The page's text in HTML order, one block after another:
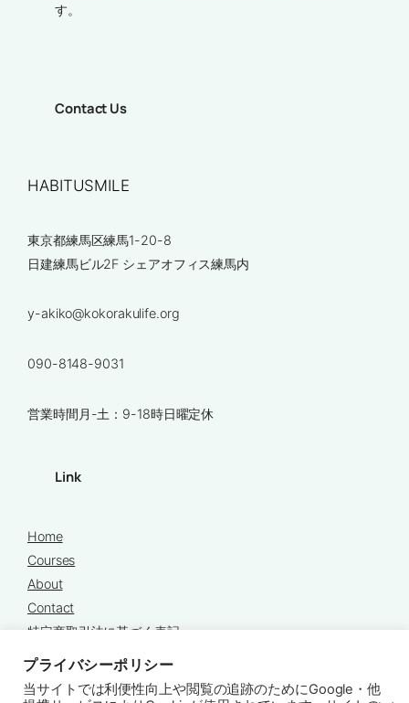
す。
Contact Us
HABITUSMILE
東京都練馬区練馬1-20-8
日建練馬ビル2F シェアオフィス練馬内
y-akiko@kokorakulife.org
090-8148-9031
営業時間月-土：9-18時日曜定休
Link
Home
Courses
About
Contact
特定商取引法に基づく表記
プライバシーポリシー
プライバシーポリシー
当サイトでは利便性向上や閲覧の追跡のためにGoogle・他